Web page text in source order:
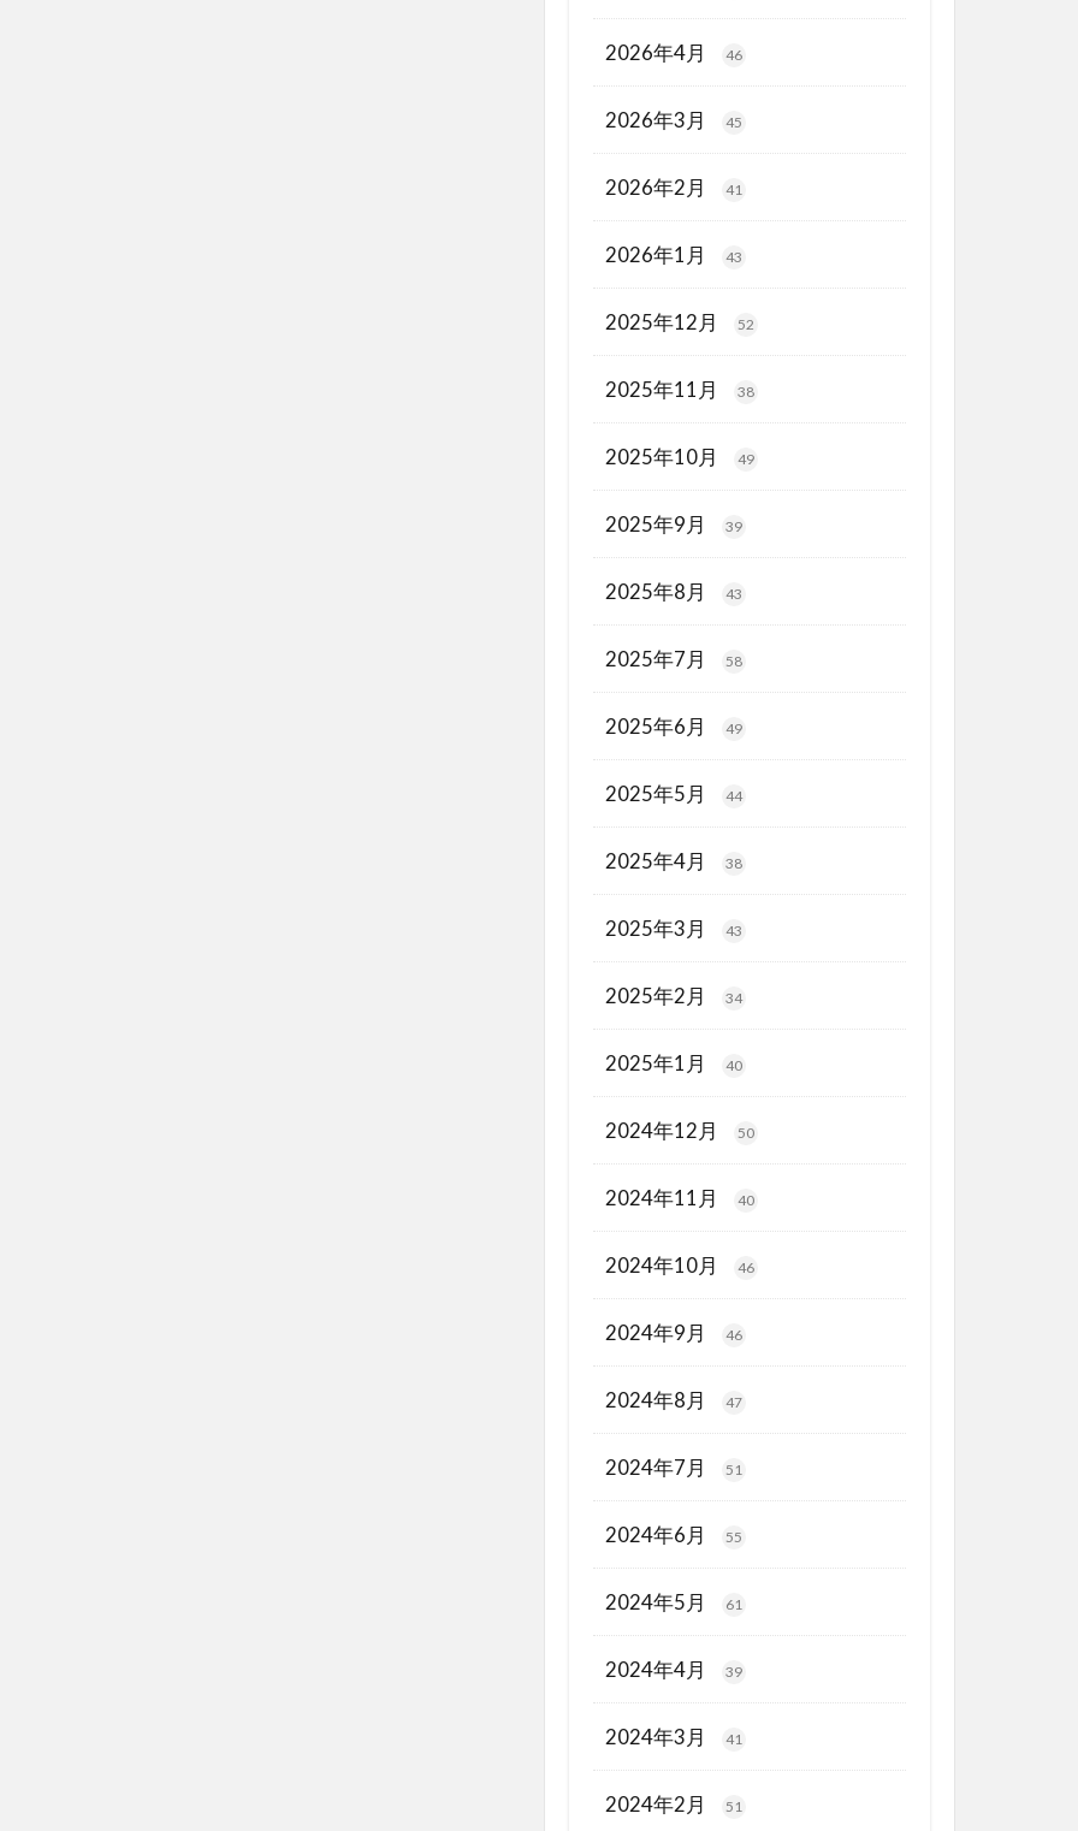
2026年4月 46
2026年3月 45
2026年2月 41
2026年1月 43
2025年12月 52
2025年11月 38
2025年10月 49
2025年9月 39
2025年8月 43
2025年7月 58
2025年6月 49
2025年5月 44
2025年4月 38
2025年3月 43
2025年2月 34
2025年1月 40
2024年12月 50
2024年11月 40
2024年10月 46
2024年9月 46
2024年8月 47
2024年7月 51
2024年6月 55
2024年5月 61
2024年4月 39
2024年3月 41
2024年2月 51